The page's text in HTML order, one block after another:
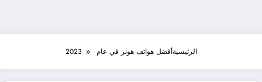
الرئيسيةأفضل هواتف هونر في عام 2023